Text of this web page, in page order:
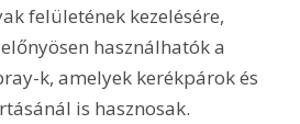
felületének kezelésére,
használhatók a
k, amelyek kerékpárok és
is hasznosak.